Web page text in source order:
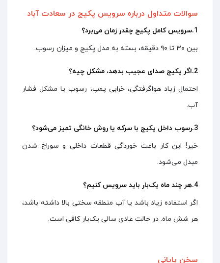
سوالات متداول درباره سرویس پکیج در سعادت آباد
1.سرویس کامل پکیج چقدر زمان می‌برد؟
بین ۳۰ تا ۹۰ دقیقه، بسته به مدل پکیج و میزان رسوب.
2.اگر پکیج صدای عجیب بدهد، مشکل چیه؟
احتمال زیاد هواگرفتگی، خرابی پمپ، رسوب یا مشکل فشار
آب.
3.رسوب داخل پکیج با سرکه یا روش خانگی تمیز می‌شود؟
خیر! این کار باعث خوردگی قطعات داخلی و سوراخ شدن
مبدل می‌شود.
4.هر چند ماه یک‌بار باید سرویس کنیم؟
اگر استفاده زیاد باشد یا آب منطقه سختی بالا داشته باشد،
هر شش ماه. در حالت عادی سالی یک‌بار کافی است.
سخن پایانی